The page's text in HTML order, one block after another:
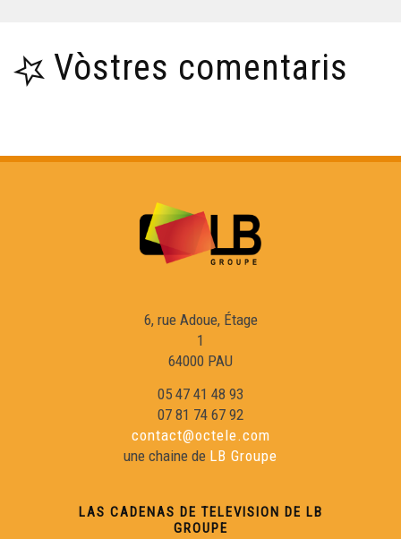
Vòstres comentaris
6, rue Adoue, Étage
1
64000 PAU
05 47 41 48 93
07 81 74 67 92
contact@octele.com
une chaine de LB Groupe
LAS CADENAS DE TELEVISION DE LB
GROUPE